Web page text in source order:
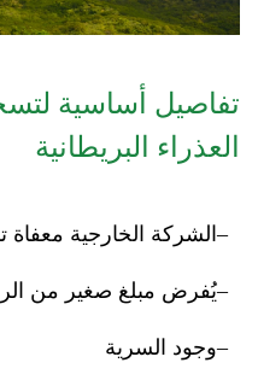
تفاصيل أساسية
العذراء البريطانية
الشركة الخارجية معفاة
يُفرض مبلغ صغير من
وجود السرية